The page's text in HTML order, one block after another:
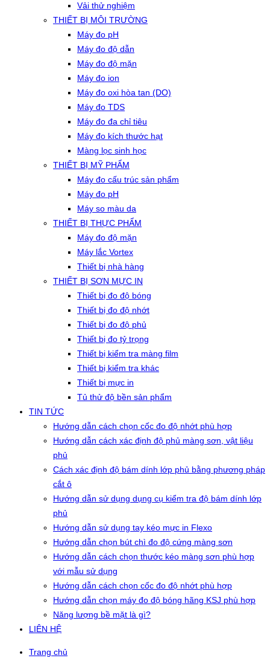
Vải thử nghiệm
THIẾT BỊ MÔI TRƯỜNG
Máy đo pH
Máy đo độ dẫn
Máy đo độ mặn
Máy đo ion
Máy đo oxi hòa tan (DO)
Máy đo TDS
Máy đo đa chỉ tiêu
Máy đo kích thước hạt
Màng lọc sinh học
THIẾT BỊ MỸ PHẨM
Máy đo cấu trúc sản phẩm
Máy đo pH
Máy so màu da
THIẾT BỊ THỰC PHẨM
Máy đo độ mặn
Máy lắc Vortex
Thiết bị nhà hàng
THIẾT BỊ SƠN MỰC IN
Thiết bị đo độ bóng
Thiết bị đo độ nhớt
Thiết bị đo độ phủ
Thiết bị đo tỷ trọng
Thiết bị kiểm tra màng film
Thiết bị kiểm tra khác
Thiết bị mực in
Tủ thử độ bền sản phẩm
TIN TỨC
Hướng dẫn cách chọn cốc đo độ nhớt phù hợp
Hướng dẫn cách xác định độ phủ màng sơn, vật liệu
phủ
Cách xác định độ bám dính lớp phủ bằng phương pháp
cắt ô
Hướng dẫn sử dụng dụng cụ kiểm tra độ bám dính lớp
phủ
Hướng dẫn sử dụng tay kéo mực in Flexo
Hướng dẫn chọn bút chì đo độ cứng màng sơn
Hướng dẫn cách chọn thước kéo màng sơn phù hợp
với mẫu sử dụng
Hướng dẫn cách chọn cốc đo độ nhớt phù hợp
Hướng dẫn chọn máy đo độ bóng hãng KSJ phù hợp
Năng lượng bề mặt là gì?
LIÊN HỆ
Trang chủ